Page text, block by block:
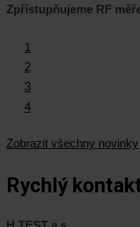
Zpřístupňujeme RF
1
2
3
4
Zobrazit všechny novinky
Rychlý